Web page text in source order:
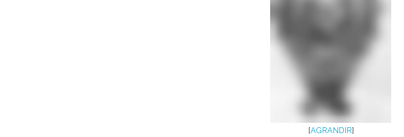
[AGRANDIR]